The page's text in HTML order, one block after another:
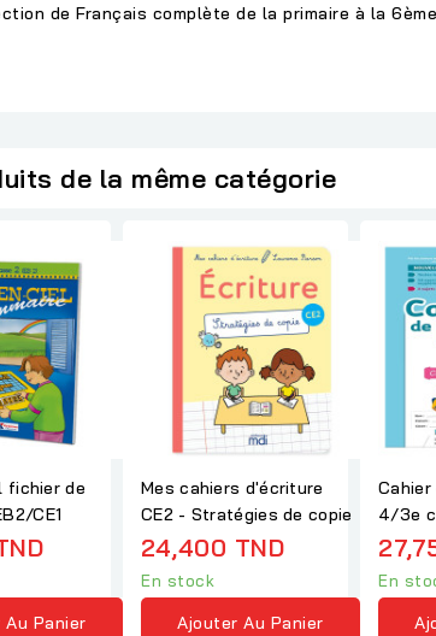
de Français complète de la primaire à la
de la même catégorie
fichier de
CE1
Panier
Mes cahiers d'écriture
CE2 - Stratégies de copie
24,400 TND
En stock
Ajouter Au Panier
En